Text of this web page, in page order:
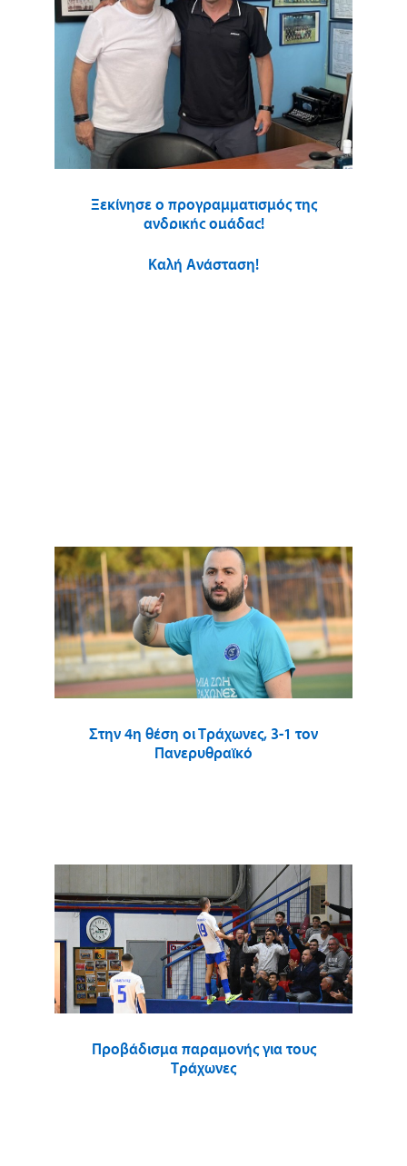
Ξεκίνησε ο προγραμματισμός της
ανδρικής ομάδας!
Καλή Ανάσταση!
Στην 4η θέση οι Τράχωνες, 3-1 τον
Πανερυθραϊκό
Προβάδισμα παραμονής για τους
Τράχωνες